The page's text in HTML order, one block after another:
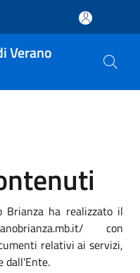
Verano
Brianza ha realizzato il
con
relativi ai servizi,
dall'Ente.